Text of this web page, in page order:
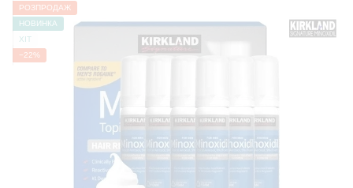
РОЗПРОДАЖ
НОВИНКА
ХІТ
−22%